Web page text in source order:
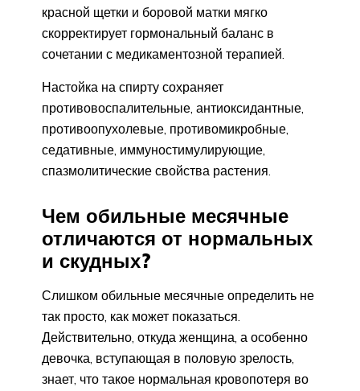
красной щетки и боровой матки мягко
скорректирует гормональный баланс в
сочетании с медикаментозной терапией.
Настойка на спирту сохраняет
противовоспалительные, антиоксидантные,
противоопухолевые, противомикробные,
седативные, иммуностимулирующие,
спазмолитические свойства растения.
Чем обильные месячные
отличаются от нормальных
и скудных?
Слишком обильные месячные определить не
так просто, как может показаться.
Действительно, откуда женщина, а особенно
девочка, вступающая в половую зрелость,
знает, что такое нормальная кровопотеря во